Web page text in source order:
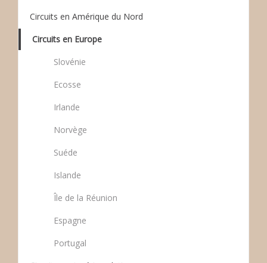
Circuits en Amérique du Nord
Circuits en Europe
Slovénie
Ecosse
Irlande
Norvège
Suéde
Islande
Île de la Réunion
Espagne
Portugal